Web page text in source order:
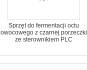
Sprzęt do fermentacji octu
owocowego z czarnej porzeczki
ze sterownikiem PLC